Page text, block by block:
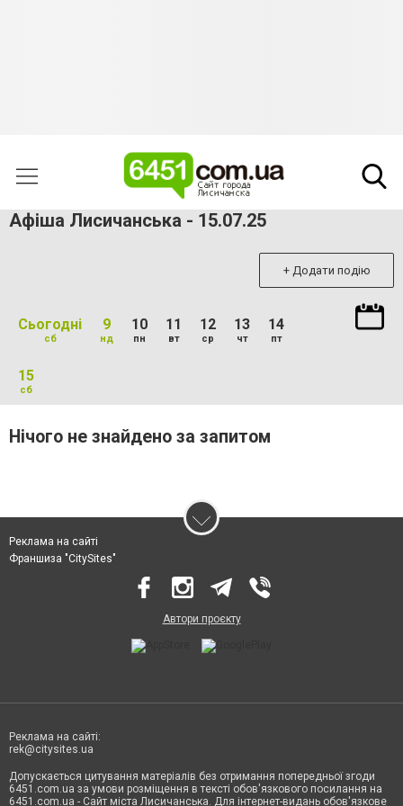
Афіша Лисичанська - 15.07.25
+ Додати подію
Сьогодні
сб
9
нд
10
пн
11
вт
12
ср
13
чт
14
пт
15
сб
Нічого не знайдено за запитом
Реклама на сайті
Франшиза "CitySites"
Автори проєкту
Реклама на сайті:
rek@citysites.ua
Допускається цитування матеріалів без отримання попередньої згоди
6451.com.ua за умови розміщення в тексті обов'язкового посилання на
6451.com.ua - Сайт міста Лисичанська. Для інтернет-видань обов'язкове